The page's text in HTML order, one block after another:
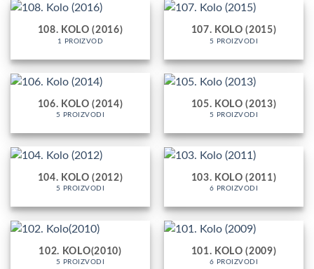
108. KOLO (2016)
1 PROIZVOD
107. KOLO (2015)
5 PROIZVODI
106. KOLO (2014)
5 PROIZVODI
105. KOLO (2013)
5 PROIZVODI
104. KOLO (2012)
5 PROIZVODI
103. KOLO (2011)
6 PROIZVODI
102. KOLO(2010)
5 PROIZVODI
101. KOLO (2009)
6 PROIZVODI